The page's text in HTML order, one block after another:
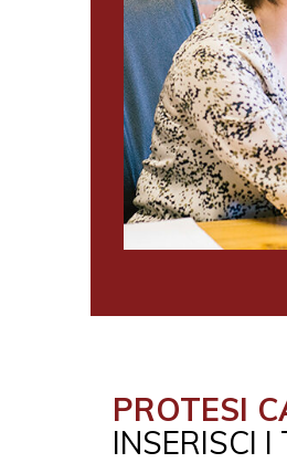
PROTESI
INSERISCI